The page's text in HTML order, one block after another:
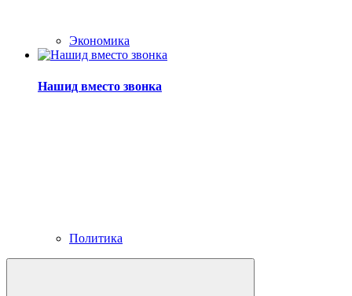
Экономика
Нашид вместо звонка
Политика